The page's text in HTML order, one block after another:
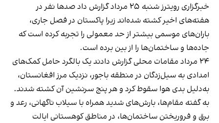
خبرگزاری رویترز شنبه ۲۵ مرداد گزارش داد صدها نفر در
هفته‌های اخیر کشته شده‌اند زیرا پاکستان در فصل جاری،
باران‌های موسمی بیشتر از حد معمولی را تجربه کرده است که
جاده‌ها و ساختمان‌ها را از بین برده است.
۲۴ مرداد مقامات محلی گزارش دادند یک بالگرد حامل کمک‌های
امدادی به سیل‌زدگان در منطقه باجور، نزدیک مرز افغانستان،
به‌دلیل بدی هوا سقوط کرد و هر پنج سرنشین آن کشته شدند.
به گفته مقام‌ها، بارش‌های شدید همراه با سیلاب ناگهانی، رعد و
برق و فروریختن ساختمان‌ها، در مناطق کوهستانی ایالت